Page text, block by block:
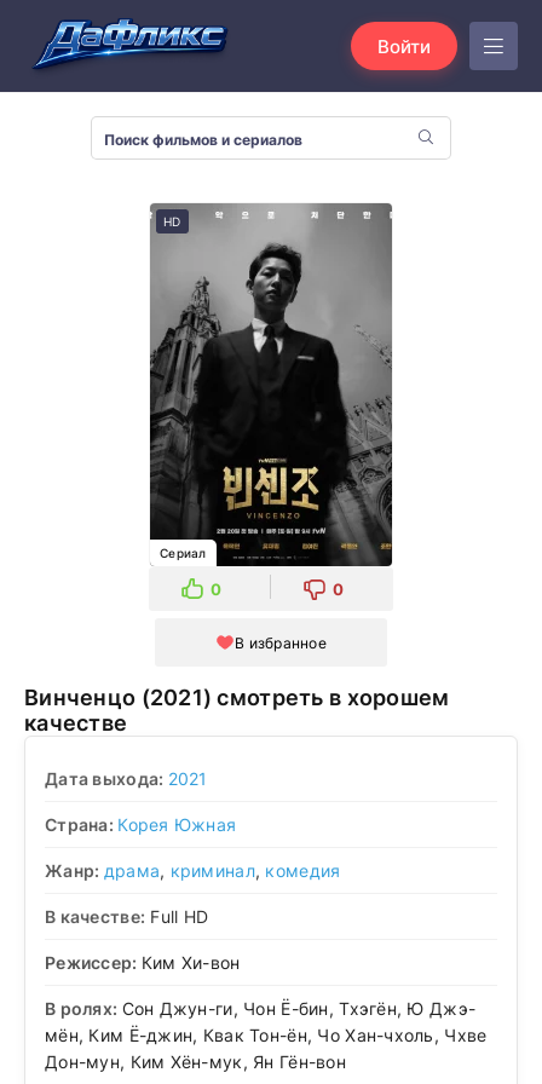
Войти
HD
Сериал
0 0
В избранное
Винченцо (2021) смотреть в хорошем
качестве
Дата выхода: 2021
Страна: Корея Южная
Жанр: драма, криминал, комедия
В качестве: Full HD
Режиссер: Ким Хи-вон
В ролях: Сон Джун-ги, Чон Ё-бин, Тхэгён, Ю Джэ-
мён, Ким Ё-джин, Квак Тон-ён, Чо Хан-чхоль, Чхве
Дон-мун, Ким Хён-мук, Ян Гён-вон